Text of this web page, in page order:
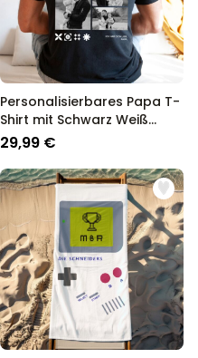
Personalisierbares Papa T-
Shirt mit Schwarz Weiß
Fotos und Text
29,99 €